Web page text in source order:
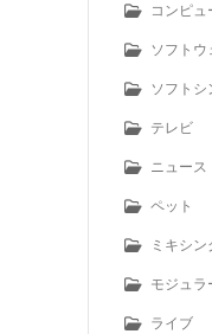
コンピュ
ソフトウ
ソフトシ
テレビ
ニュース
ペット
ミキシン
モジュラ
ライブ